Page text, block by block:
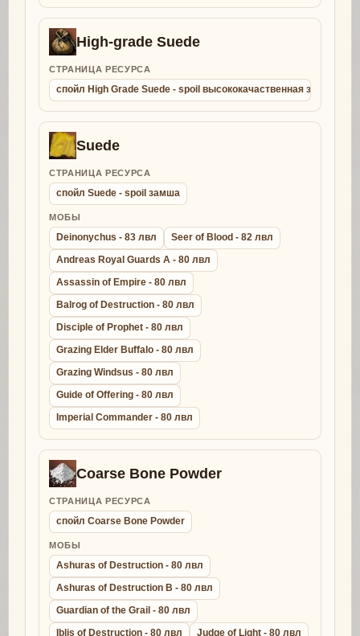
High-grade Suede
СТРАНИЦА РЕСУРСА
спойл High Grade Suede - spoil высококачаственная замша
Suede
СТРАНИЦА РЕСУРСА
спойл Suede - spoil замша
МОБЫ
Deinonychus - 83 лвл
Seer of Blood - 82 лвл
Andreas Royal Guards A - 80 лвл
Assassin of Empire - 80 лвл
Balrog of Destruction - 80 лвл
Disciple of Prophet - 80 лвл
Grazing Elder Buffalo - 80 лвл
Grazing Windsus - 80 лвл
Guide of Offering - 80 лвл
Imperial Commander - 80 лвл
Coarse Bone Powder
СТРАНИЦА РЕСУРСА
спойл Coarse Bone Powder
МОБЫ
Ashuras of Destruction - 80 лвл
Ashuras of Destruction B - 80 лвл
Guardian of the Grail - 80 лвл
Iblis of Destruction - 80 лвл
Judge of Light - 80 лвл